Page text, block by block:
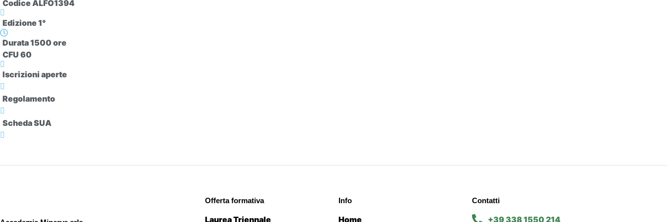
Codice ALFO1394
Edizione 1°
Durata 1500 ore
CFU 60
Iscrizioni aperte
Regolamento
Scheda SUA
Offerta formativa
Laurea Triennale
Info
Home
Contatti
+39 338 1550 214